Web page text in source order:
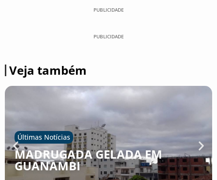
PUBLICIDADE
PUBLICIDADE
Veja também
Últimas Notícias
MADRUGADA GELADA EM
GUANAMBI